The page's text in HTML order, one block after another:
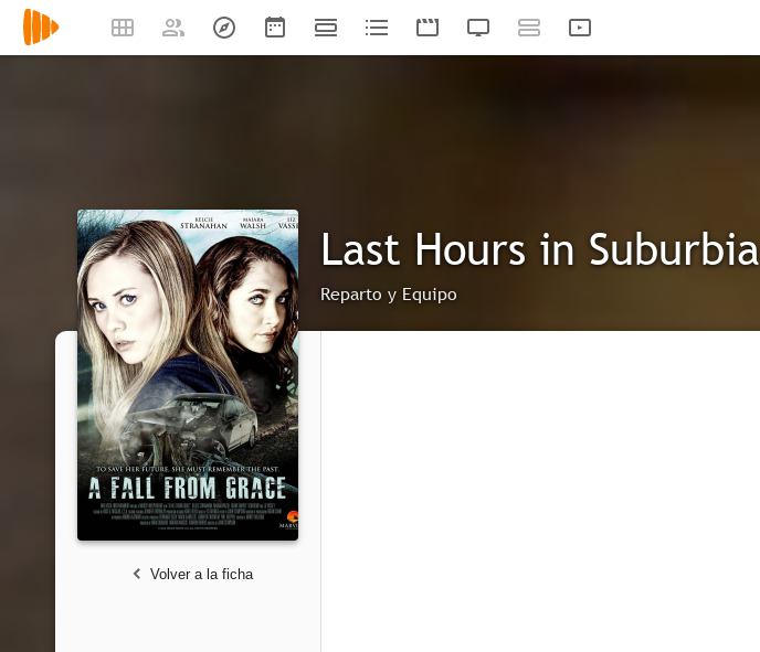
Last Hours in Suburbia
Reparto y Equipo
Volver a la ficha